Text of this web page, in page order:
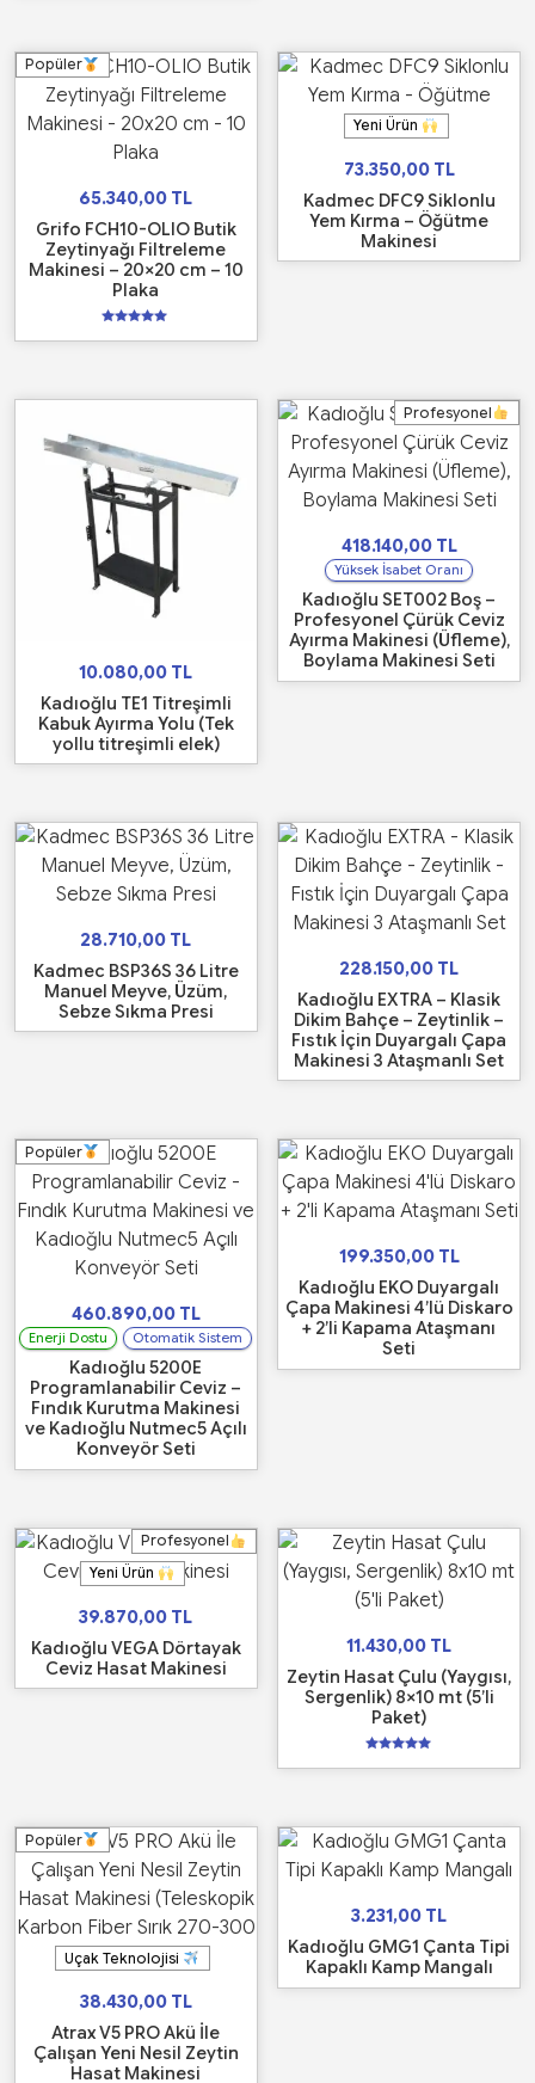
Popüler
65.340,00 TL
Grifo FCH10-OLIO Butik
Zeytinyağı Filtreleme
Makinesi – 20×20 cm – 10
Plaka
üzerinden
Yeni Ürün
73.350,00 TL
Kadmec DFC9 Siklonlu
Yem Kırma – Öğütme
Makinesi
10.080,00 TL
Kadıoğlu TE1 Titreşimli
Kabuk Ayırma Yolu (Tek
yollu titreşimli elek)
Profesyonel
418.140,00 TL
Yüksek İsabet Oranı
Kadıoğlu SET002 Boş –
Profesyonel Çürük Ceviz
Ayırma Makinesi (Üfleme),
Boylama Makinesi Seti
28.710,00 TL
Kadmec BSP36S 36 Litre
Manuel Meyve, Üzüm,
Sebze Sıkma Presi
228.150,00 TL
Kadıoğlu EXTRA – Klasik
Dikim Bahçe – Zeytinlik –
Fıstık İçin Duyargalı Çapa
Makinesi 3 Ataşmanlı Set
Popüler
460.890,00 TL
Enerji Dostu Otomatik Sistem
Kadıoğlu 5200E
Programlanabilir Ceviz –
Fındık Kurutma Makinesi
ve Kadıoğlu Nutmec5 Açılı
Konveyör Seti
199.350,00 TL
Kadıoğlu EKO Duyargalı
Çapa Makinesi 4’lü Diskaro
+ 2’li Kapama Ataşmanı
Seti
Yeni Ürün
Profesyonel
39.870,00 TL
Kadıoğlu VEGA Dörtayak
Ceviz Hasat Makinesi
11.430,00 TL
Zeytin Hasat Çulu (Yaygısı,
Sergenlik) 8×10 mt (5’li
Paket)
üzerinden
Uçak Teknolojisi
Popüler
38.430,00 TL
Atrax V5 PRO Akü İle
Çalışan Yeni Nesil Zeytin
Hasat Makinesi
3.231,00 TL
Kadıoğlu GMG1 Çanta Tipi
Kapaklı Kamp Mangalı